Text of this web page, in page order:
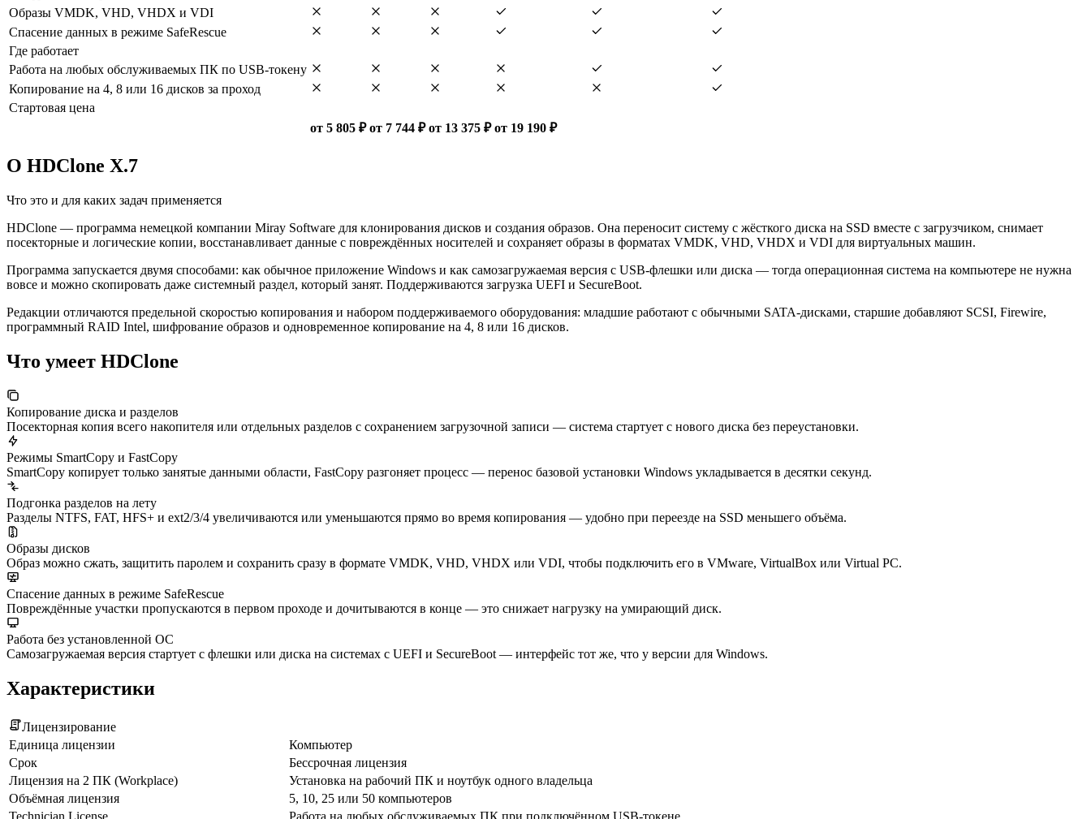
Образы VMDK, VHD, VHDX и VDI
Спасение данных в режиме SafeRescue
Где работает
Работа на любых обслуживаемых ПК по USB-токену
Копирование на 4, 8 или 16 дисков за проход
Стартовая цена
от 5 805 ₽ от 7 744 ₽ от 13 375 ₽ от 19 190 ₽
О HDClone X.7
Что это и для каких задач применяется
HDClone — программа немецкой компании Miray Software для клонирования дисков и создания образов. Она переносит систему с жёсткого диска на SSD вместе с загрузчиком, снимает
посекторные и логические копии, восстанавливает данные с повреждённых носителей и сохраняет образы в форматах VMDK, VHD, VHDX и VDI для виртуальных машин.
Программа запускается двумя способами: как обычное приложение Windows и как самозагружаемая версия с USB-флешки или диска — тогда операционная система на компьютере не нужна
вовсе и можно скопировать даже системный раздел, который занят. Поддерживаются загрузка UEFI и SecureBoot.
Редакции отличаются предельной скоростью копирования и набором поддерживаемого оборудования: младшие работают с обычными SATA-дисками, старшие добавляют SCSI, Firewire,
программный RAID Intel, шифрование образов и одновременное копирование на 4, 8 или 16 дисков.
Что умеет HDClone
Копирование диска и разделов
Посекторная копия всего накопителя или отдельных разделов с сохранением загрузочной записи — система стартует с нового диска без переустановки.
Режимы SmartCopy и FastCopy
SmartCopy копирует только занятые данными области, FastCopy разгоняет процесс — перенос базовой установки Windows укладывается в десятки секунд.
Подгонка разделов на лету
Разделы NTFS, FAT, HFS+ и ext2/3/4 увеличиваются или уменьшаются прямо во время копирования — удобно при переезде на SSD меньшего объёма.
Образы дисков
Образ можно сжать, защитить паролем и сохранить сразу в формате VMDK, VHD, VHDX или VDI, чтобы подключить его в VMware, VirtualBox или Virtual PC.
Спасение данных в режиме SafeRescue
Повреждённые участки пропускаются в первом проходе и дочитываются в конце — это снижает нагрузку на умирающий диск.
Работа без установленной ОС
Самозагружаемая версия стартует с флешки или диска на системах с UEFI и SecureBoot — интерфейс тот же, что у версии для Windows.
Характеристики
Лицензирование
Единица лицензии
Компьютер
Срок
Бессрочная лицензия
Лицензия на 2 ПК (Workplace)
Установка на рабочий ПК и ноутбук одного владельца
Объёмная лицензия
5, 10, 25 или 50 компьютеров
Technician License
Работа на любых обслуживаемых ПК при подключённом USB-токене